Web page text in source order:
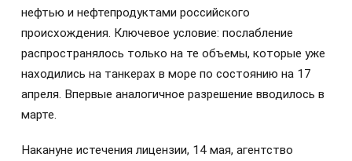
нефтью и нефтепродуктами российского
происхождения. Ключевое условие: послабление
распространялось только на те объемы, которые уже
находились на танкерах в море по состоянию на 17
апреля. Впервые аналогичное разрешение вводилось в
марте.
Накануне истечения лицензии, 14 мая, агентство